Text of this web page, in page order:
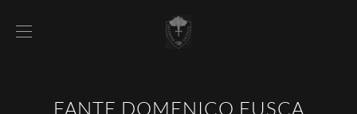
FANTE DOMENICO FUSCA